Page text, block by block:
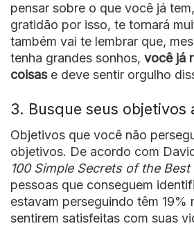
pensar sobre o que você já
gratidão por isso, te tornará
também vai te lembrar que,
tenha grandes sonhos, você já
coisase deve sentir orgulho
3. Busque seus objetivos
Objetivos que você não
objetivos. De acordo com
100 Simple Secrets of the
pessoas que conseguem
estavam perseguindo têm 19%
sentirem satisfeitas com suas